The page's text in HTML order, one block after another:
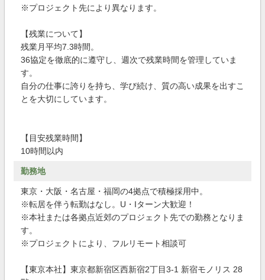
※プロジェクト先により異なります。
【残業について】
残業月平均7.3時間。
36協定を徹底的に遵守し、週次で残業時間を管理していま
す。
自分の仕事に誇りを持ち、学び続け、質の高い成果を出すこ
とを大切にしています。
【目安残業時間】
10時間以内
勤務地
東京・大阪・名古屋・福岡の4拠点で積極採用中。
※転居を伴う転勤はなし。U・Iターン大歓迎！
※本社または各拠点近郊のプロジェクト先での勤務となりま
す。
※プロジェクトにより、フルリモート相談可
【東京本社】東京都新宿区西新宿2丁目3-1 新宿モノリス 28